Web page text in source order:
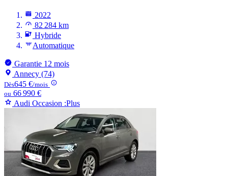
2022
82 284 km
Hybride
Automatique
Garantie 12 mois
Annecy (74)
Dès645 €/mois
ou 66 990 €
Audi Occasion :Plus